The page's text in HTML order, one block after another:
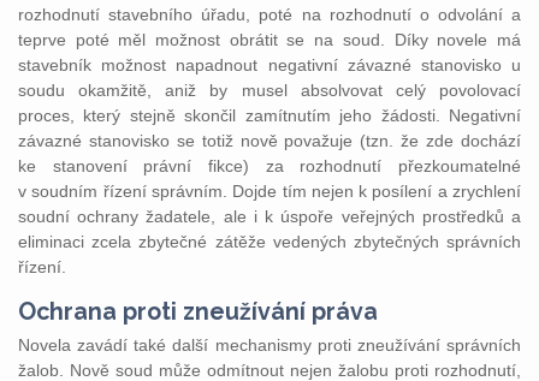
rozhodnutí stavebního úřadu, poté na rozhodnutí o odvolání a
teprve poté měl možnost obrátit se na soud. Díky novele má
stavebník možnost napadnout negativní závazné stanovisko u
soudu okamžitě, aniž by musel absolvovat celý povolovací
proces, který stejně skončil zamítnutím jeho žádosti. Negativní
závazné stanovisko se totiž nově považuje (tzn. že zde dochází
ke stanovení právní fikce) za rozhodnutí přezkoumatelné
v soudním řízení správním. Dojde tím nejen k posílení a zrychlení
soudní ochrany žadatele, ale i k úspoře veřejných prostředků a
eliminaci zcela zbytečné zátěže vedených zbytečných správních
řízení.
Ochrana proti zneužívání práva
Novela zavádí také další mechanismy proti zneužívání správních
žalob. Nově soud může odmítnout nejen žalobu proti rozhodnutí,